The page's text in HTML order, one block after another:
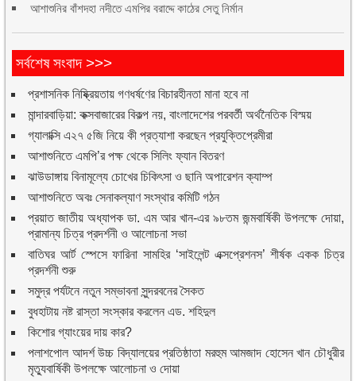
আশাশুনির বাঁশদহা নদীতে এমপির বরাদ্দে কাঠের সেতু নির্মান
সর্বশেষ সংবাদ >>>
প্রশাসনিক নিষ্ক্রিয়তায় গণধর্ষণের বিচারহীনতা মানা হবে না
মান্দারবাড়িয়া: কক্সবাজারের বিকল্প নয়, বাংলাদেশের পরবর্তী অর্থনৈতিক বিস্ময়
গ্যালাক্সি এ২৭ ৫জি নিয়ে কী প্রত্যাশা করছেন প্রযুক্তিপ্রেমীরা
আশাশুনিতে এমপি’র পক্ষ থেকে সিলিং ফ্যান বিতরণ
ঝাউডাঙ্গায় বিনামূল্যে চোখের চিকিৎসা ও ছানি অপারেশন ক্যাম্প
আশাশুনিতে অবঃ সেনাকল্যাণ সংস্থার কমিটি গঠন
প্রয়াত জাতীয় অধ্যাপক ডা. এম আর খান-এর ৯৮তম জন্মবার্ষিকী উপলক্ষে দোয়া,
প্রামান্য চিত্র প্রদর্শনী ও আলোচনা সভা
বাতিঘর আর্ট স্পেসে ফারিনা সামহির ‘সাইলেন্ট এক্সপ্রেশনস’ শীর্ষক একক চিত্র
প্রদর্শনী শুরু
সমুদ্র পর্যটনে নতুন সম্ভাবনা সুন্দরবনের সৈকত
বুধহাটায় নষ্ট রাস্তা সংস্কার করলেন এড. শহিদুল
কিশোর গ্যাংয়ের দায় কার?
পলাশপোল আদর্শ উচ্চ বিদ্যালয়ের প্রতিষ্ঠাতা মরহুম আমজাদ হোসেন খান চৌধুরীর
মৃত্যুবার্ষিকী উপলক্ষে আলোচনা ও দোয়া